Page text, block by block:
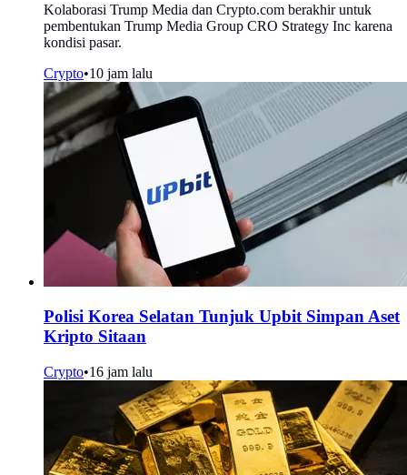
Kolaborasi Trump Media dan Crypto.com berakhir untuk
pembentukan Trump Media Group CRO Strategy Inc karena
kondisi pasar.
Crypto•10 jam lalu
Polisi Korea Selatan Tunjuk Upbit Simpan Aset
Kripto Sitaan
Crypto•16 jam lalu